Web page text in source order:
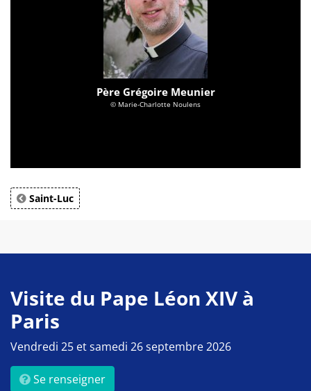
Père Grégoire Meunier
© Marie-Charlotte Noulens
Saint-Luc
Visite du Pape Léon XIV à
Paris
Vendredi 25 et samedi 26 septembre 2026
Se renseigner